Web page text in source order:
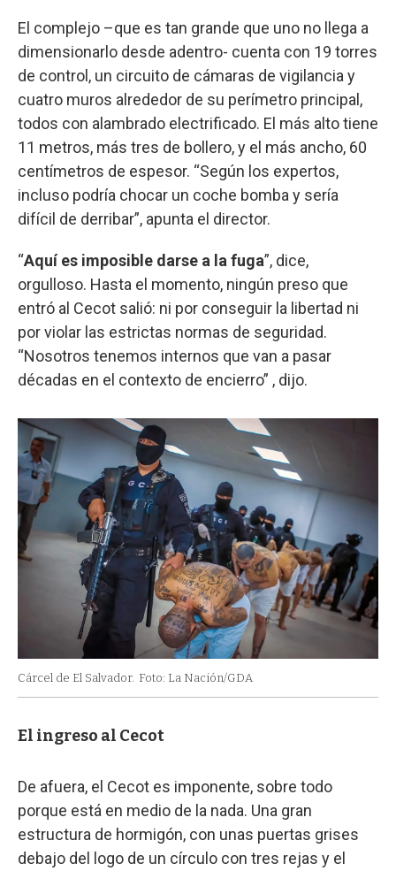
El complejo –que es tan grande que uno no llega a
dimensionarlo desde adentro- cuenta con 19 torres
de control, un circuito de cámaras de vigilancia y
cuatro muros alrededor de su perímetro principal,
todos con alambrado electrificado. El más alto tiene
11 metros, más tres de bollero, y el más ancho, 60
centímetros de espesor. “Según los expertos,
incluso podría chocar un coche bomba y sería
difícil de derribar”, apunta el director.
“Aquí es imposible darse a la fuga”, dice,
orgulloso. Hasta el momento, ningún preso que
entró al Cecot salió: ni por conseguir la libertad ni
por violar las estrictas normas de seguridad.
“Nosotros tenemos internos que van a pasar
décadas en el contexto de encierro” , dijo.
Cárcel de El Salvador. Foto: La Nación/GDA
El ingreso al Cecot
De afuera, el Cecot es imponente, sobre todo
porque está en medio de la nada. Una gran
estructura de hormigón, con unas puertas grises
debajo del logo de un círculo con tres rejas y el